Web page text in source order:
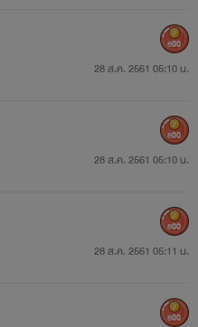
28 ส.ค. 2561 05:10 น.
800
28 ส.ค. 2561 05:10 น.
800
28 ส.ค. 2561 05:11 น.
800
800